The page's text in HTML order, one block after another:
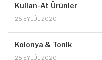
Kullan-At Ürünler
25 EYLÜL 2020
Kolonya & Tonik
25 EYLÜL 2020